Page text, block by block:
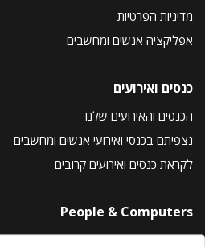
מדיניות הפרטיות
אפליקציה אנשים ומחשבים
כנסים ואירועים
הכנסים והאירועים שלנו
נצפיתם בכנסי ואירועי אנשים ומחשבים
לקראת כנסים ואירועים קרובים
People & Computers
About Us